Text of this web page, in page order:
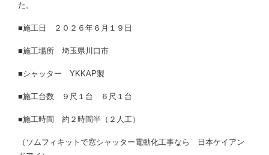
た。
■施工日 ２０２６年６月１９日
■施工場所 埼玉県川口市
■シャッター YKKAP製
■施工台数 ９尺１台 ６尺１台
■施工時間 約２時間半（２人工）
（ソムフィキットで窓シャッター電動化工事なら 日本ケイアン